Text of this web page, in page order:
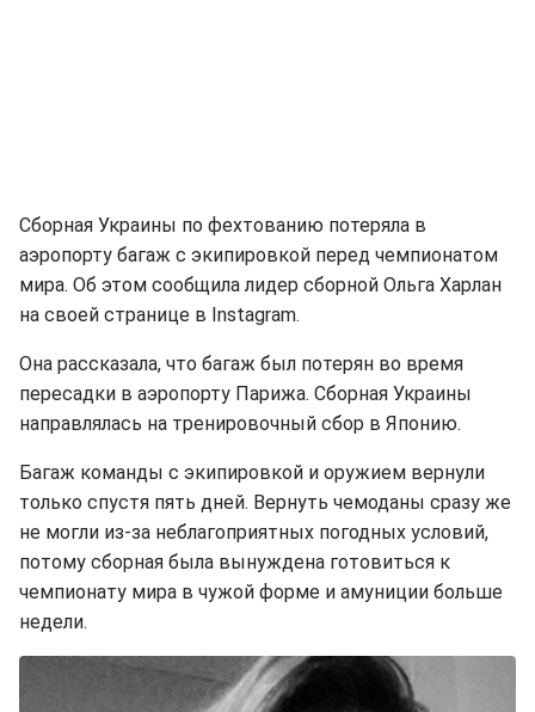
Сборная Украины по фехтованию потеряла в
аэропорту багаж с экипировкой перед чемпионатом
мира. Об этом сообщила лидер сборной Ольга Харлан
на своей странице в Instagram.
Она рассказала, что багаж был потерян во время
пересадки в аэропорту Парижа. Сборная Украины
направлялась на тренировочный сбор в Японию.
Багаж команды с экипировкой и оружием вернули
только спустя пять дней. Вернуть чемоданы сразу же
не могли из-за неблагоприятных погодных условий,
потому сборная была вынуждена готовиться к
чемпионату мира в чужой форме и амуниции больше
недели.